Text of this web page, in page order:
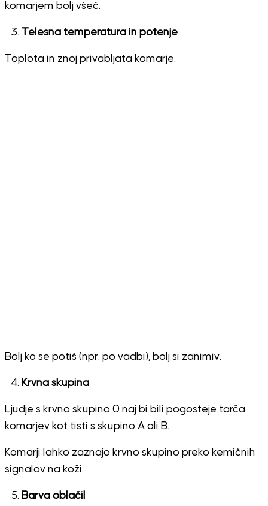
komarjem bolj všeč.
Telesna temperatura in potenje
Toplota in znoj privabljata komarje.
Bolj ko se potiš (npr. po vadbi), bolj si zanimiv.
Krvna skupina
Ljudje s krvno skupino 0 naj bi bili pogosteje tarča
komarjev kot tisti s skupino A ali B.
Komarji lahko zaznajo krvno skupino preko kemičnih
signalov na koži.
Barva oblačil